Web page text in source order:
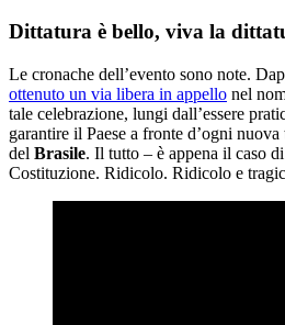
Dittatura è bello, viva la
Le cronache dell’evento sono note.
ottenuto un via libera in appello nel
tale celebrazione, lungi dall’essere
garantire il Paese a fronte d’ogni
del Brasile. Il tutto – è appena il caso
Costituzione. Ridicolo. Ridicolo e